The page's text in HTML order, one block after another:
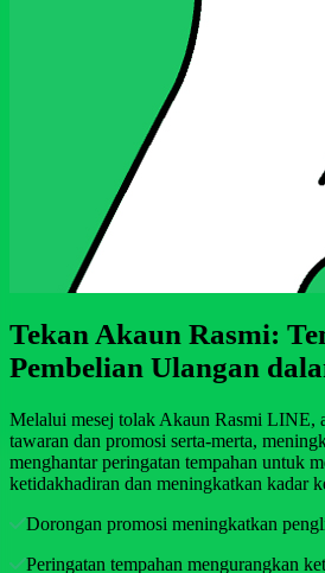
Tekan Akaun Rasmi:
Pembelian Ulangan
Melalui mesej tolak Akaun Rasmi LINE,
tawaran dan promosi serta-merta,
menghantar peringatan tempahan untuk
ketidakhadiran dan meningkatkan kadar
Dorongan promosi meningkatkan
Peringatan tempahan mengurangkan